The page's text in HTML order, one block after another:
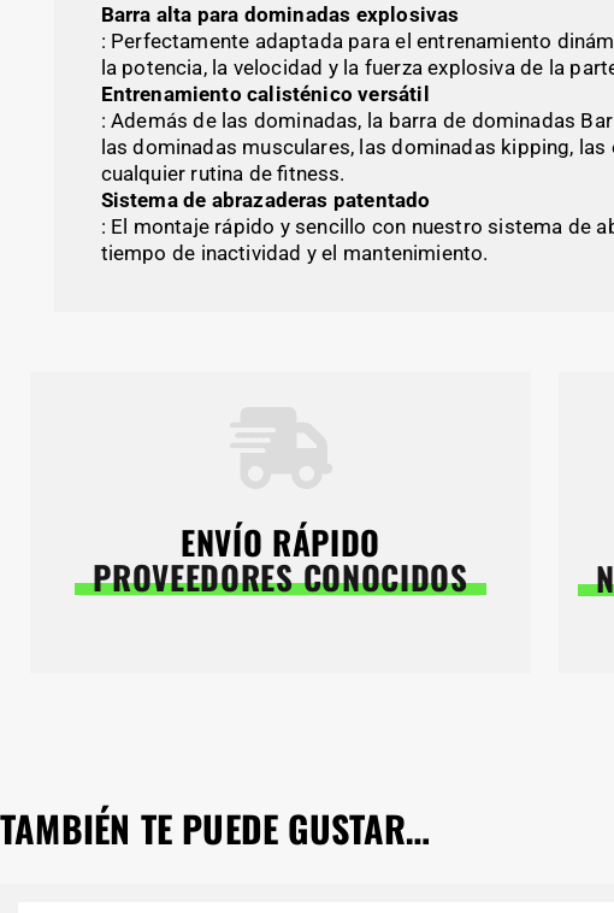
Barra alta para dominadas explosivas
: Perfectamente adaptada para el entrenamiento
la potencia, la velocidad y la fuerza explosiva de la
Entrenamiento calisténico versátil
: Además de las dominadas, la barra de dominadas
las dominadas musculares, las dominadas kipping,
cualquier rutina de fitness.
Sistema de abrazaderas patentado
: El montaje rápido y sencillo con nuestro sistema de
tiempo de inactividad y el mantenimiento.
ENVÍO RÁPIDO
PROVEEDORES CONOCIDOS
TAMBIÉN TE PUEDE GUSTAR…